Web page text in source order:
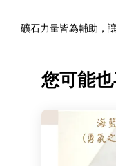
礦石力量皆為輔助，
您可能